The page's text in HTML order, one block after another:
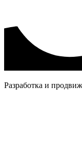
Разработка и